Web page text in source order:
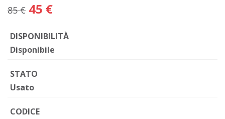
85 € 45 €
DISPONIBILITÀ
Disponibile
STATO
Usato
CODICE